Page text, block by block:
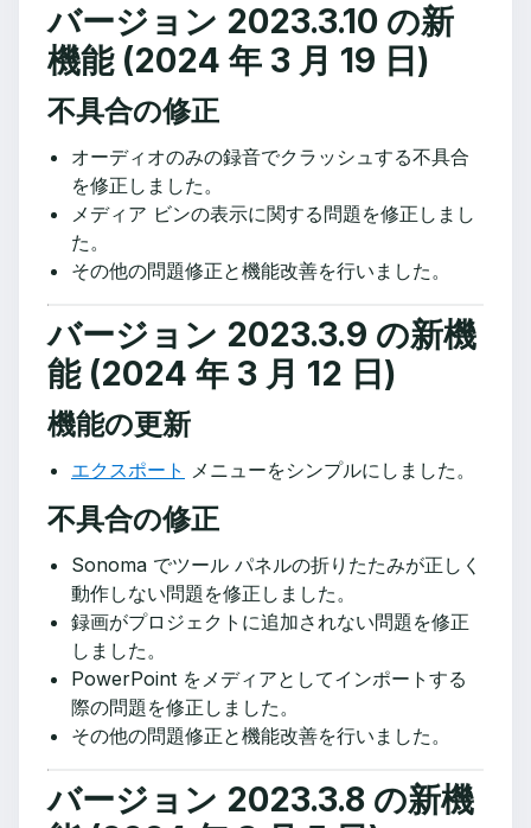
バージョン 2023.3.10 の新
機能 (2024 年 3 月 19 日)
不具合の修正
オーディオのみの録音でクラッシュする不具合
を修正しました。
メディア ビンの表示に関する問題を修正しまし
た。
その他の問題修正と機能改善を行いました。
バージョン 2023.3.9 の新機
能 (2024 年 3 月 12 日)
機能の更新
エクスポート メニューをシンプルにしました。
不具合の修正
Sonoma でツール パネルの折りたたみが正しく
動作しない問題を修正しました。
録画がプロジェクトに追加されない問題を修正
しました。
PowerPoint をメディアとしてインポートする
際の問題を修正しました。
その他の問題修正と機能改善を行いました。
バージョン 2023.3.8 の新機